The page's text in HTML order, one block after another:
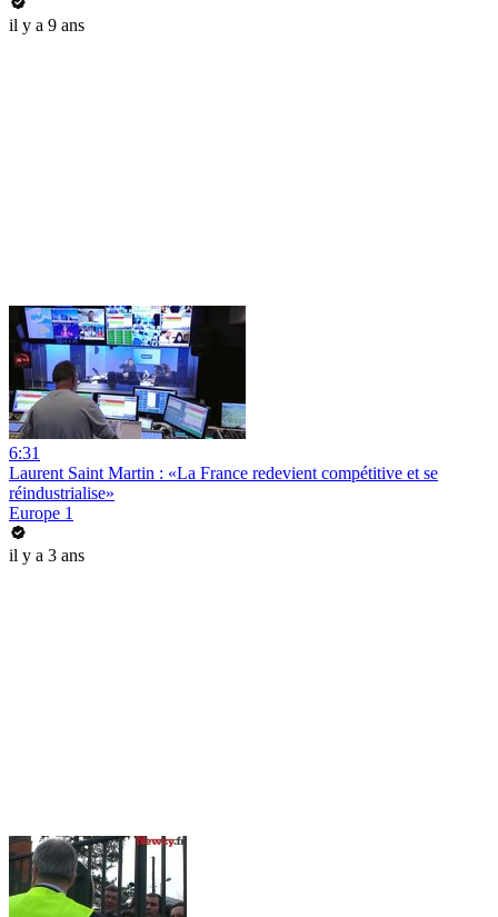
il y a 9 ans
6:31
Laurent Saint Martin : «La France redevient compétitive et se
réindustrialise»
Europe 1
il y a 3 ans